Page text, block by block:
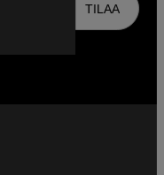
TILAA